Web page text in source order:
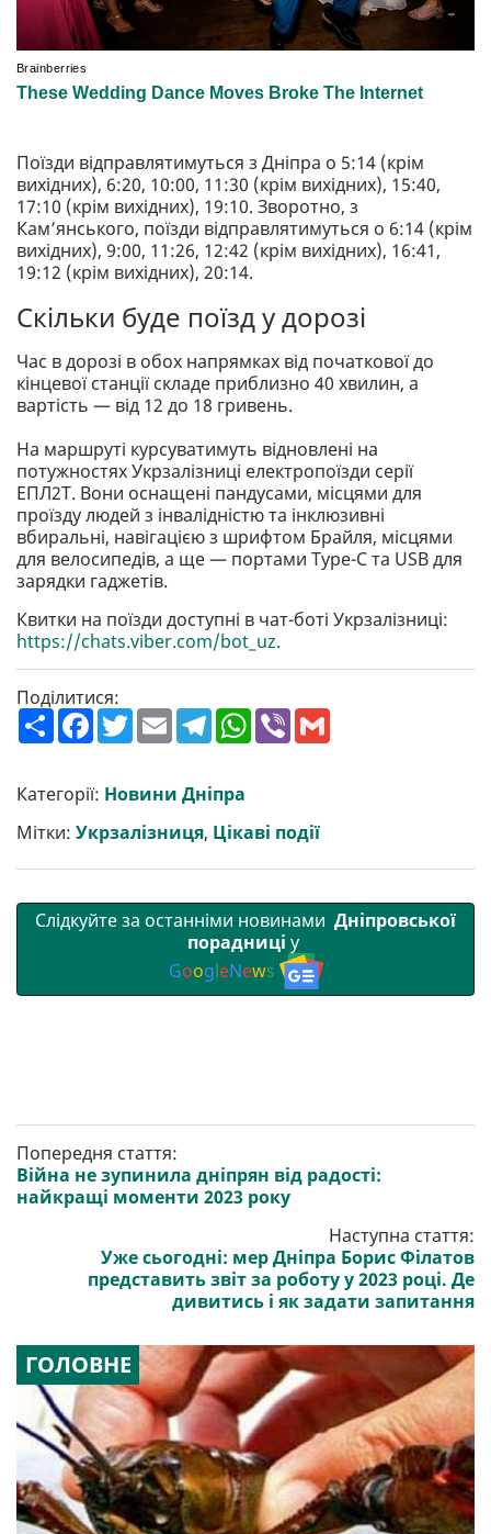
Поїзди відправлятимуться з Дніпра о 5:14 (крім
вихідних), 6:20, 10:00, 11:30 (крім вихідних), 15:40,
17:10 (крім вихідних), 19:10. Зворотно, з
Камʼянського, поїзди відправлятимуться о 6:14 (крім
вихідних), 9:00, 11:26, 12:42 (крім вихідних), 16:41,
19:12 (крім вихідних), 20:14.
Скільки буде поїзд у дорозі
Час в дорозі в обох напрямках від початкової до
кінцевої станції складе приблизно 40 хвилин, а
вартість — від 12 до 18 гривень.
На маршруті курсуватимуть відновлені на
потужностях Укрзалізниці електропоїзди серії
ЕПЛ2Т. Вони оснащені пандусами, місцями для
проїзду людей з інвалідністю та інклюзивні
вбиральні, навігацією з шрифтом Брайля, місцями
для велосипедів, а ще — портами Type-C та USB для
зарядки гаджетів.
Квитки на поїзди доступні в чат-боті Укрзалізниці:
https://chats.viber.com/bot_uz.
Поділитися:
П
о
р
и
т
и
F
a
b
o
o
k
T
w
t
e
r
E
m
l
T
e
g
r
a
m
W
h
p
p
V
Категорії: Новини Дніпра
Мітки: Укрзалізниця, Цікаві події
Слідкуйте за останніми новинами Дніпровської
порадниці у
GoogleNews
Попередня стаття:
Війна не зупинила дніпрян від радості:
найкращі моменти 2023 року
Наступна стаття:
Уже сьогодні: мер Дніпра Борис Філатов
представить звіт за роботу у 2023 році. Де
дивитись і як задати запитання
ГОЛОВНЕ